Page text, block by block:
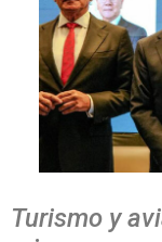
Turismo y